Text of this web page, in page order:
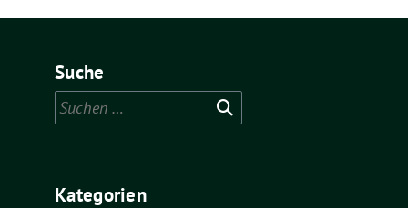
Suche
Suchen
nach:
Kategorien